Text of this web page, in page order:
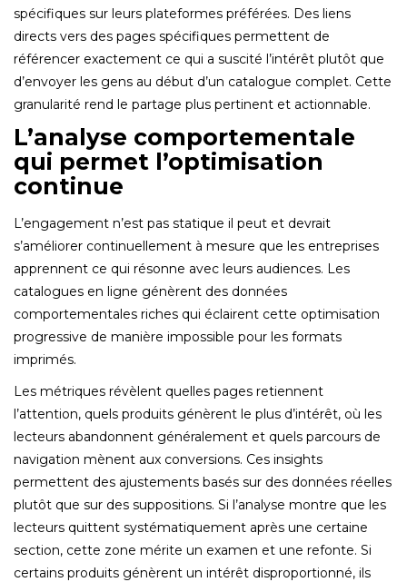
spécifiques sur leurs plateformes préférées. Des liens
directs vers des pages spécifiques permettent de
référencer exactement ce qui a suscité l’intérêt plutôt que
d’envoyer les gens au début d’un catalogue complet. Cette
granularité rend le partage plus pertinent et actionnable.
L’analyse comportementale
qui permet l’optimisation
continue
L’engagement n’est pas statique il peut et devrait
s’améliorer continuellement à mesure que les entreprises
apprennent ce qui résonne avec leurs audiences. Les
catalogues en ligne génèrent des données
comportementales riches qui éclairent cette optimisation
progressive de manière impossible pour les formats
imprimés.
Les métriques révèlent quelles pages retiennent
l’attention, quels produits génèrent le plus d’intérêt, où les
lecteurs abandonnent généralement et quels parcours de
navigation mènent aux conversions. Ces insights
permettent des ajustements basés sur des données réelles
plutôt que sur des suppositions. Si l’analyse montre que les
lecteurs quittent systématiquement après une certaine
section, cette zone mérite un examen et une refonte. Si
certains produits génèrent un intérêt disproportionné, ils